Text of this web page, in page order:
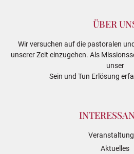
ÜBER
Wir versuchen auf die pastoralen
unserer Zeit einzugehen. Als
unser
Sein und Tun Erlösung
Aktuelles